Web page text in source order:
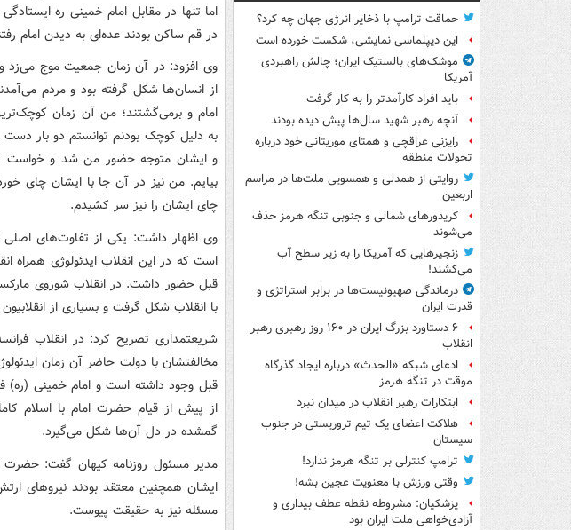
حماقت ترامپ با ذخایر انرژی جهان چه کرد؟
این دیپلماسی نمایشی، شکست خورده است
موشک‌های بالستیک ایران؛ چالش راهبردی
آمریکا
باید افراد کارآمدتر را به کار گرفت
آنچه رهبر شهید سال‌ها پیش دیده بودند
رایزنی عراقچی و همتای موریتانی خود درباره
تحولات منطقه
روایتی از همدلی و همسویی ملت‌ها در مراسم
اربعین
کریدورهای شمالی و جنوبی تنگه هرمز حذف
می‌شوند
زنجیرهایی که آمریکا را به زیر سطح آب
می‌کشند!
درماندگی صهیونیست‌ها در برابر استراتژی و
قدرت ایران
۶ دستاورد بزرگ ایران در ۱۶۰ روز رهبری رهبر
انقلاب
ادعای شبکه «الحدث» درباره ایجاد گذرگاه
موقت در تنگه هرمز
ابتکارات رهبر انقلاب در میدان نبرد
هلاکت اعضای یک تیم تروریستی در جنوب
سیستان
ترامپ کنترلی بر تنگه هرمز ندارد!
وقتی ورزش با معنویت عجین بشه!
پزشکیان: مشروطه نقطه عطف بیداری و
آزادی‌خواهی ملت ایران بود
اما تنها در مقابل امام خمینی ره
در قم ساکن بودند عده‌ای به دیدن امام
وی افزود: در آن زمان جمعیت موج می‌زد
از انسان‌ها شکل گرفته بود و مردم
امام و برمی‌گشتند؛ من آن زمان
به دلیل کوچک بودنم توانستم دو بار دست
و ایشان متوجه حضور من شد و خواست
بیایم. من نیز در آن جا با ایشان چای
چای ایشان را نیز سر کشیدم.
وی اظهار داشت: یکی از تفاوت‌های اصلی
است که در این انقلاب ایدئولوژی همراه
قبل حضور داشت. در انقلاب شوروی
با انقلاب شکل گرفت و بسیاری از
شریعتمداری تصریح کرد: در انقلاب
مخالفتشان با دولت حاضر آن زمان
قبل وجود داشته است و امام خمینی
از پیش از قیام حضرت امام با اسلام
گمشده در دل آن‌ها شکل می‌گیرد.
مدیر مسئول روزنامه کیهان گفت: حضرت
ایشان همچنین معتقد بودند نیروهای
مسئله نیز به حقیقت پیوست.